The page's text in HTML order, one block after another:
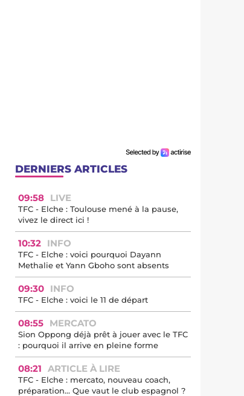
DERNIERS ARTICLES
09:58 LIVE
TFC - Elche : Toulouse mené à la pause,
vivez le direct ici !
10:32 INFO
TFC - Elche : voici pourquoi Dayann
Methalie et Yann Gboho sont absents
09:30 INFO
TFC - Elche : voici le 11 de départ
08:55 MERCATO
Sion Oppong déjà prêt à jouer avec le TFC
: pourquoi il arrive en pleine forme
08:21 ARTICLE À LIRE
TFC - Elche : mercato, nouveau coach,
préparation… Que vaut le club espagnol ?